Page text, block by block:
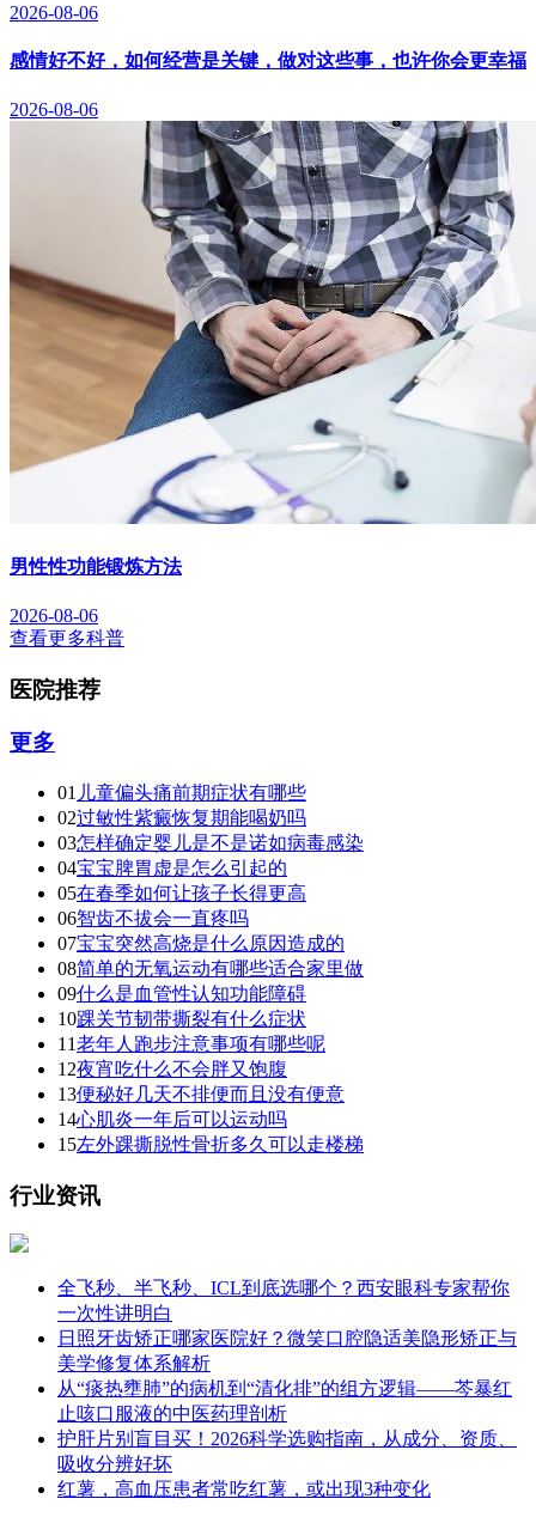
2026-08-06
感情好不好，如何经营是关键，做对这些事，也许你会更幸福
2026-08-06
男性性功能锻炼方法
2026-08-06
查看更多科普
医院推荐
更多
01 儿童偏头痛前期症状有哪些
02过敏性紫癜恢复期能喝奶吗
03怎样确定婴儿是不是诺如病毒感染
04宝宝脾胃虚是怎么引起的
05在春季如何让孩子长得更高
06智齿不拔会一直疼吗
07宝宝突然高烧是什么原因造成的
08简单的无氧运动有哪些适合家里做
09什么是血管性认知功能障碍
10踝关节韧带撕裂有什么症状
11老年人跑步注意事项有哪些呢
12夜宵吃什么不会胖又饱腹
13便秘好几天不排便而且没有便意
14心肌炎一年后可以运动吗
15左外踝撕脱性骨折多久可以走楼梯
行业资讯
全飞秒、半飞秒、ICL到底选哪个？西安眼科专家帮你
一次性讲明白
日照牙齿矫正哪家医院好？微笑口腔隐适美隐形矫正与
美学修复体系解析
从“痰热壅肺”的病机到“清化排”的组方逻辑——芩暴红
止咳口服液的中医药理剖析
护肝片别盲目买！2026科学选购指南，从成分、资质、
吸收分辨好坏
红薯，高血压患者常吃红薯，或出现3种变化